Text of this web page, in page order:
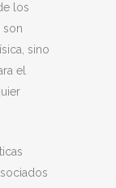
los
son
sino
el